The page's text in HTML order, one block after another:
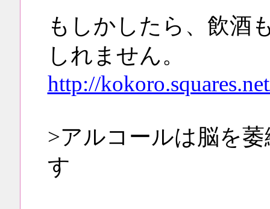
もしかしたら、飲酒
しれません。
http://
>アルコールは脳を
す